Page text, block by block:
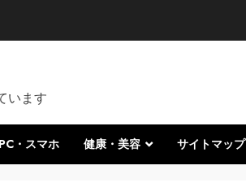
います
・スマホ 健康・美容 サイトマップ